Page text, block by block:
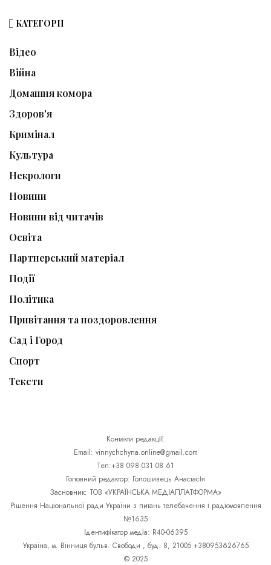
КАТЕГОРІЇ
Відео
Війна
Домашня комора
Здоров'я
Кримінал
Культура
Некрологи
Новини
Новини від читачів
Освіта
Партнерський матеріал
Події
Політика
Привітання та поздоровлення
Сад і Город
Спорт
Тексти
Контакти редакції:
Email: vinnychchyna.online@gmail.com
Тел:+38 098 031 08 61
Головний редактор: Голошивець Анастасія
Засновник: ТОВ «УКРАЇНСЬКА МЕДІАПЛАТФОРМА»
Рішення Національної ради України з питань телебачення і радіомовлення
№1635
Ідентифікатор медіа: R40-06395
Україна, м. Вінниця бульв. Свободи , буд. 8, 21005 +380953626765
© 2025